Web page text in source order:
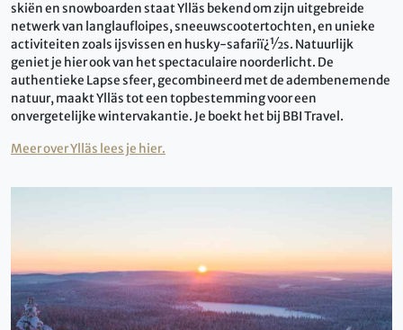
skiën en snowboarden staat Ylläs bekend om zijn uitgebreide
netwerk van langlaufloipes, sneeuwscootertochten, en unieke
activiteiten zoals ijsvissen en husky-safariï¿½s. Natuurlijk
geniet je hier ook van het spectaculaire noorderlicht. De
authentieke Lapse sfeer, gecombineerd met de adembenemende
natuur, maakt Ylläs tot een topbestemming voor een
onvergetelijke wintervakantie. Je boekt het bij BBI Travel.
Meer over Ylläs lees je hier.